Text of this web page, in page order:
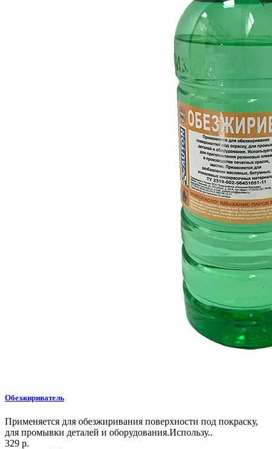
Обезжириватель
Применяется для обезжиривания поверхности под покраску,
для промывки деталей и оборудования.Использу..
329 р.